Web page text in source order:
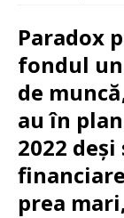
Paradox
fondul
de
au în
2022
prea